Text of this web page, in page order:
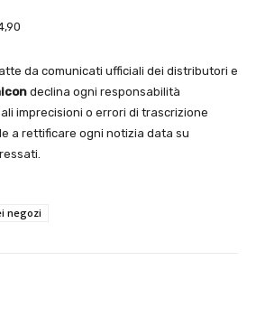
da comunicati ufficiali dei distributori e
declina ogni responsabilità
imprecisioni o errori di trascrizione
a rettificare ogni notizia data su
negozi